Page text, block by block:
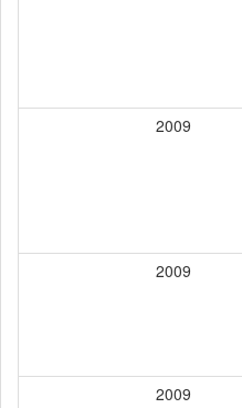
2009
2009
2009